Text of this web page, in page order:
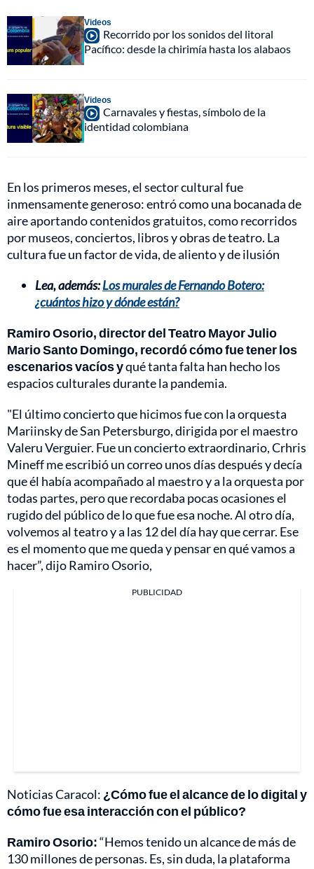
Videos
Recorrido por los sonidos del litoral
Pacífico: desde la chirimía hasta los alabaos
Videos
Carnavales y fiestas, símbolo de la
identidad colombiana
En los primeros meses, el sector cultural fue
inmensamente generoso: entró como una bocanada de
aire aportando contenidos gratuitos, como recorridos
por museos, conciertos, libros y obras de teatro. La
cultura fue un factor de vida, de aliento y de ilusión
Lea, además:Los murales de Fernando Botero:
¿cuántos hizo y dónde están?
Ramiro Osorio, director del Teatro Mayor Julio
Mario Santo Domingo, recordó cómo fue tener los
escenarios vacíos yqué tanta falta han hecho los
espacios culturales durante la pandemia.
"El último concierto que hicimos fue con la orquesta
Mariinsky de San Petersburgo, dirigida por el maestro
Valeru Verguier. Fue un concierto extraordinario, Crhris
Mineff me escribió un correo unos días después y decía
que él había acompañado al maestro y a la orquesta por
todas partes, pero que recordaba pocas ocasiones el
rugido del público de lo que fue esa noche. Al otro día,
volvemos al teatro y a las 12 del día hay que cerrar. Ese
es el momento que me queda y pensar en qué vamos a
hacer”, dijo Ramiro Osorio,
PUBLICIDAD
Noticias Caracol: ¿Cómo fue el alcance de lo digital y
cómo fue esa interacción con el público?
Ramiro Osorio:“Hemos tenido un alcance de más de
130 millones de personas. Es, sin duda, la plataforma